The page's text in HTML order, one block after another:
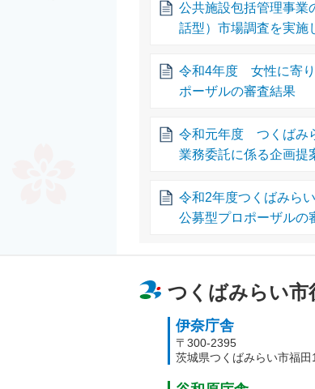
公共施設包括管理事業
話型）市場調査を実施
令和4年度 女性に寄
ポーザルの審査結果
令和元年度 つくばみ
業務委託に係る企画提
令和2年度つくばみら
公募型プロポーザルの
つくばみらい市
伊奈庁舎
〒300-2395
茨城県つくばみらい市福田